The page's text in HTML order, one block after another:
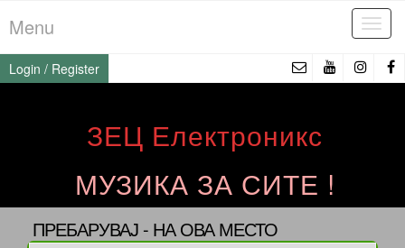
to
the
content
Menu
Login / Register
ЗЕЦ Електроникс
МУЗИКА ЗА СИТЕ !
ПРЕБАРУВАЈ - НА ОВА МЕСТО